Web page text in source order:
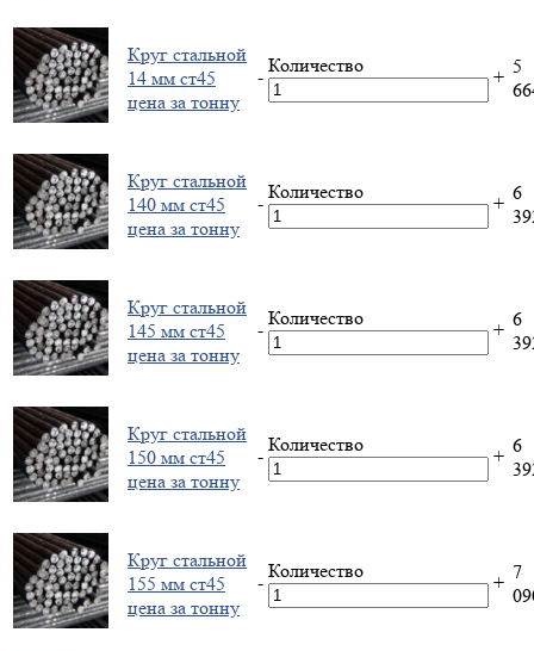
Круг стальной
14 мм ст45
цена за тонну
-
Количество
+ 5
Круг стальной
140 мм ст45
цена за тонну
-
Количество
+ 6
Круг стальной
145 мм ст45
цена за тонну
-
Количество
+ 6
Круг стальной
150 мм ст45
цена за тонну
-
Количество
+ 6
Круг стальной
155 мм ст45
цена за тонну
-
Количество
+ 7